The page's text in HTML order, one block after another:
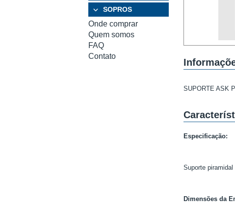
SOPROS
Onde comprar
Quem somos
FAQ
Contato
SUPORTE ASK
Especificação:
Suporte
Dimensões da